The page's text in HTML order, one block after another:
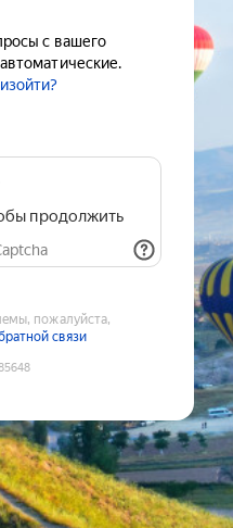
с вашего
продолжить
пожалуйста,
связи